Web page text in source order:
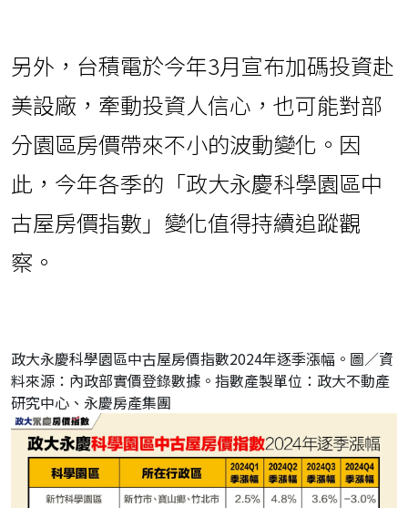
另外，台積電於今年3月宣布加碼投資赴
美設廠，牽動投資人信心，也可能對部
分園區房價帶來不小的波動變化。因
此，今年各季的「政大永慶科學園區中
古屋房價指數」變化值得持續追蹤觀
察。
政大永慶科學園區中古屋房價指數2024年逐季漲幅。圖／資
料來源：內政部實價登錄數據。指數產製單位：政大不動產
研究中心、永慶房產集團